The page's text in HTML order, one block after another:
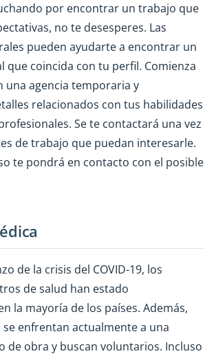
por encontrar un trabajo que
no te desesperes. Las
pueden ayudarte a encontrar un
que coincida con tu perfil. Comienza
una agencia temporaria y
relacionados con tus habilidades
Se te contactará una vez
de trabajo que puedan interesarle.
te pondrá en contacto con el posible
de la crisis del COVID-19, los
de salud han estado
la mayoría de los países. Además,
enfrentan actualmente a una
de obra y buscan voluntarios. Incluso